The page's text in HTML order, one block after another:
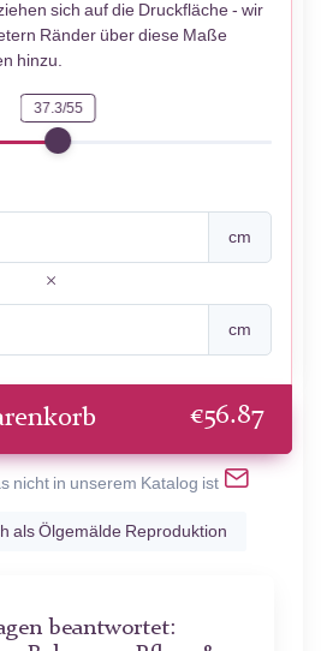
sich auf die Druckfläche - wir
Ränder über diese Maße
hinzu.
37.3/55
cm
cm
€56.87
nicht in unserem Katalog ist
als Ölgemälde Reproduktion
beantwortet: